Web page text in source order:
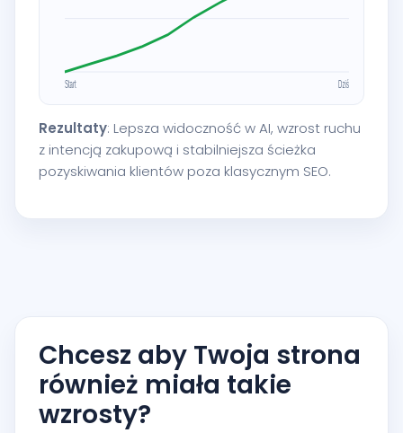
Rezultaty: Lepsza widoczność w AI, wzrost ruchu
z intencją zakupową i stabilniejsza ścieżka
pozyskiwania klientów poza klasycznym SEO.
Chcesz aby Twoja strona
również miała takie
wzrosty?